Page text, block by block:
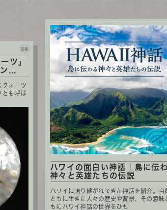
ツ」
...
クォーツ
とも呼ば
岩座
ハワイの面白い神話｜島に伝
神々と英雄たちの伝説
ハワイに語り継がれてきた神話を紹介。自
ともに生きた人々の歴史や背景、その意味
もにハワイ神話の世界をひも